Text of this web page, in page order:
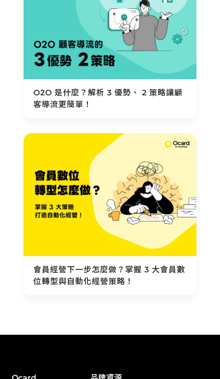
O2O 是什麼？解析 3 優勢、 2 策略讓顧
客導流更簡單！
會員經營下一步怎麼做？掌握 3 大會員數
位轉型與自動化經營策略！